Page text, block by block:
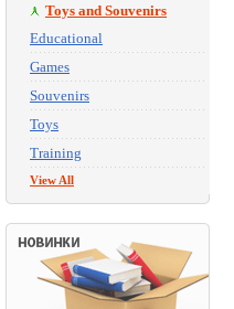
Toys and Souvenirs
Educational
Games
Souvenirs
Toys
Training
View All